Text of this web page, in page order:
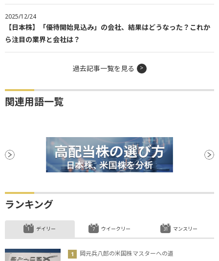
2025/12/24
【日本株】「優待開始見込み」の会社、結果はどうなった？これか
ら注目の業界と会社は？
過去記事一覧を見る
関連用語一覧
ランキング
デイリー
岡元兵八郎の米国株マスターへの道
ウイークリー マンスリー